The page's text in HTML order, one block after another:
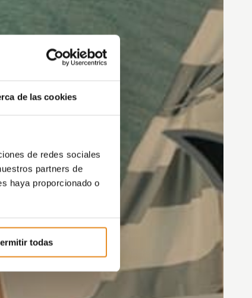
de las cookies
de redes sociales
partners de
haya proporcionado o
todas